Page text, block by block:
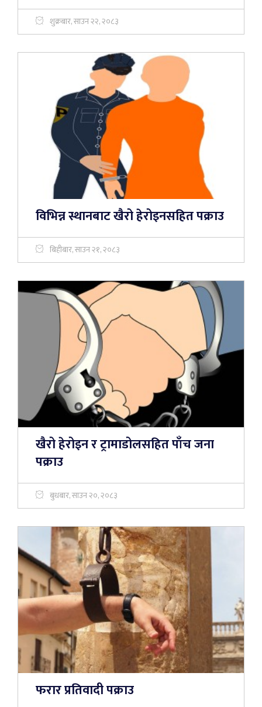
शुक्रबार, साउन २२, २०८३
विभिन्न स्थानबाट खैरो हेरोइनसहित पक्राउ
बिहीबार, साउन २१, २०८३
खैरो हेरोइन र ट्रामाडोलसहित पाँच जना
पक्राउ
बुधबार, साउन २०, २०८३
फरार प्रतिवादी पक्राउ